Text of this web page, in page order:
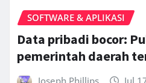
SOFTWARE & APLIKASI
Data pribadi bocor:
pemerintah daerah